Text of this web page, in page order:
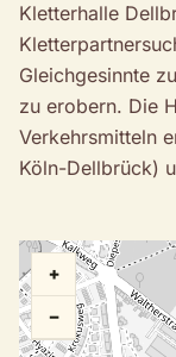
Kletterhalle
Gleichgesinnte
zu erobern. Die
Verkehrsmitteln
Köln-Dellbrück)
+
−